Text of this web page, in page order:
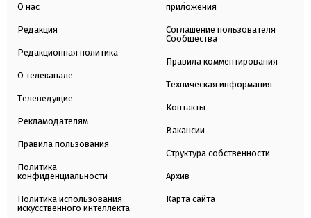
О нас
Редакция
Редакционная политика
О телеканале
Телеведущие
Рекламодателям
Правила пользования
Политика
конфиденциальности
Политика использования
искусственного интеллекта
приложения
Соглашение пользователя
Сообщества
Правила комментирования
Техническая информация
Контакты
Вакансии
Структура собственности
Архив
Карта сайта